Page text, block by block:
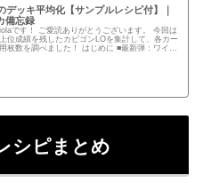
デッキ平均化【サンプルレシピ付】｜
備忘録
です！ ご愛読ありがとうございます。 今回は
位成績を残したカビゴンLOを集計して、各カー
枚数を調べました！ はじめに ■最新弾：ワイル
シピまとめ